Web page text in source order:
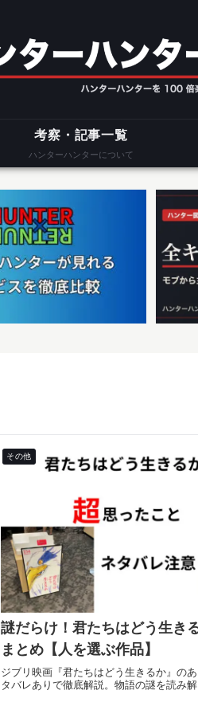
考察・記事一覧
ハンターハンターについて
その他
謎だらけ！君たちはどう生き
まとめ【人を選ぶ作品】
ジブリ映画『君たちはどう生きるか』の
タバレありで徹底解説。物語の謎を読み解